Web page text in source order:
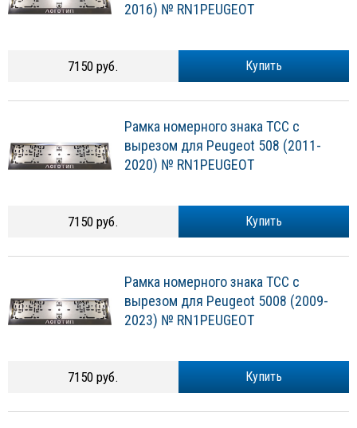
2016) № RN1PEUGEOT
Купить
7150 руб.
Рамка номерного знака ТСС с
вырезом для Peugeot 508 (2011-
2020) № RN1PEUGEOT
Купить
7150 руб.
Рамка номерного знака ТСС с
вырезом для Peugeot 5008 (2009-
2023) № RN1PEUGEOT
Купить
7150 руб.